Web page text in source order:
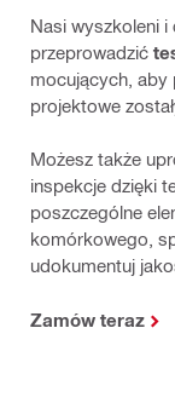
Nasi wyszkoleni
przeprowadzić
mocujących, aby
projektowe
Możesz także
inspekcje dzięki
poszczególne
komórkowego,
udokumentuj
Zamów teraz